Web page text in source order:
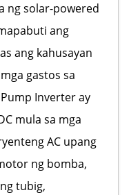
ng solar-powered
ang
ang kahusayan
gastos sa
Inverter ay
mula sa mga
AC upang
ng bomba,
tubig,